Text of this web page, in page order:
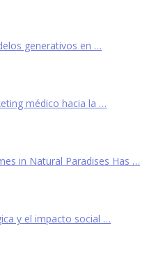
generativos en …
médico hacia la …
in Natural Paradises Has …
y el impacto social …